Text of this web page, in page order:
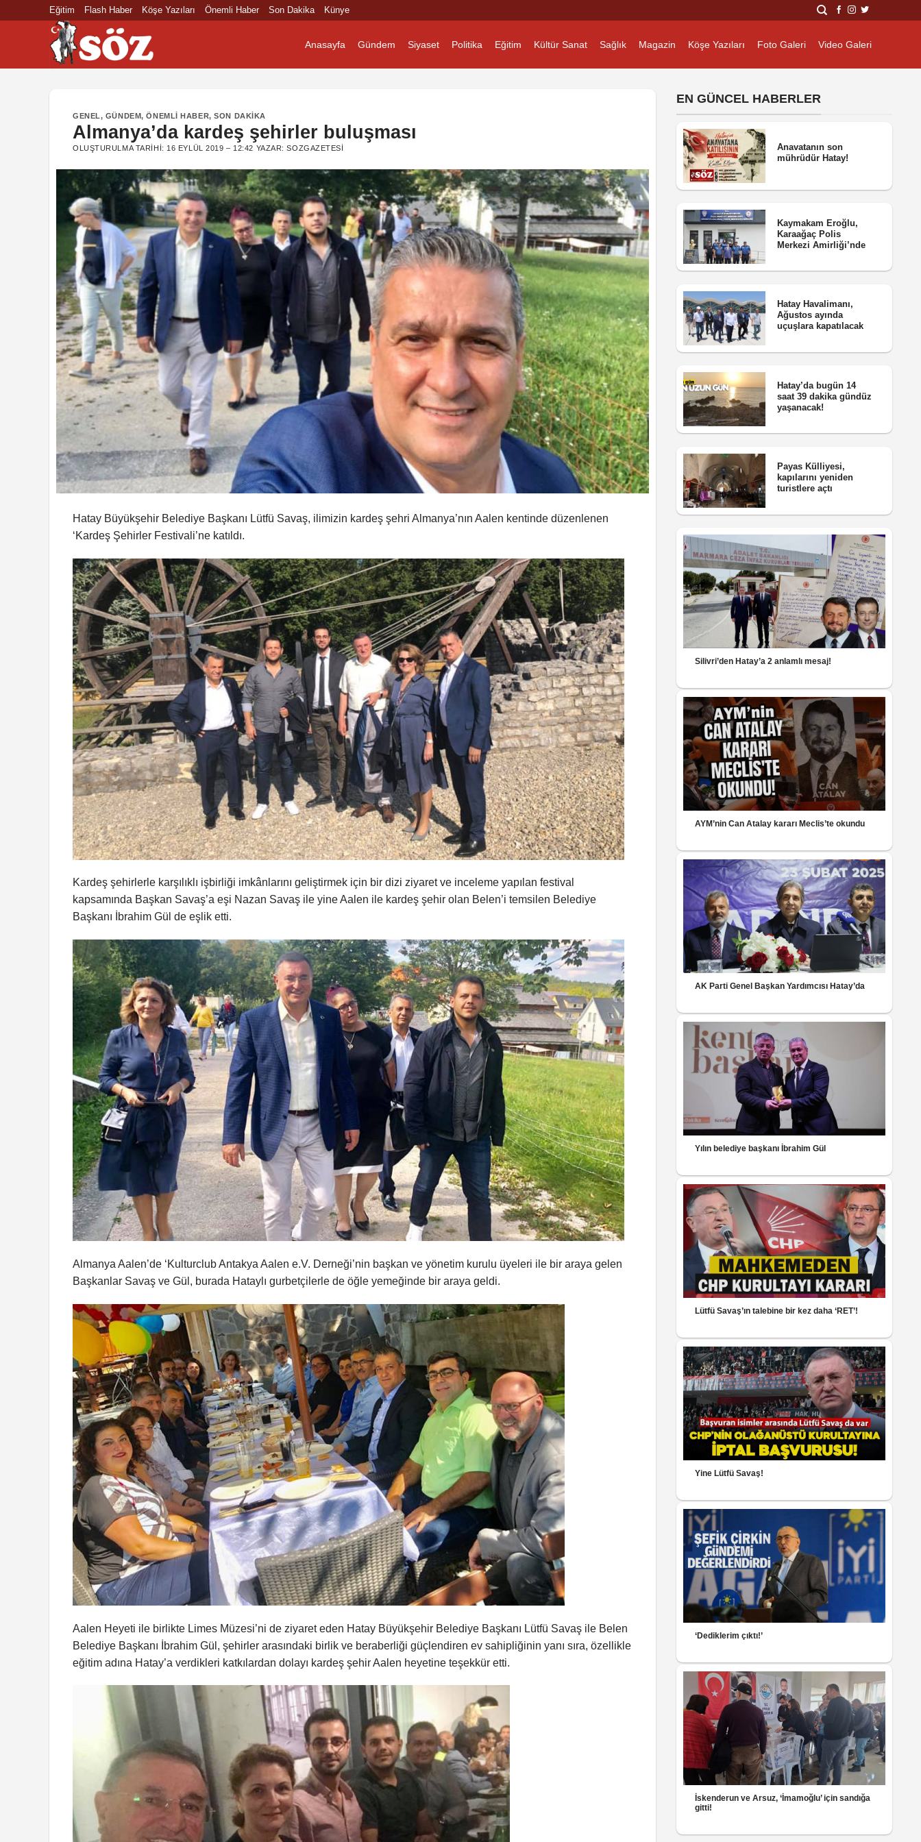
Eğitim Flash Haber Köşe Yazıları Önemli Haber Son Dakika Künye
Anasayfa Gündem Siyaset Politika Eğitim Kültür Sanat Sağlık Magazin Köşe Yazıları Foto Galeri Video Galeri
GENEL, GÜNDEM,ÖNEMLI HABER,SON DAKIKA
Almanya’da kardeş şehirler buluşması
OLUŞTURULMA TARIHI: 16 EYLÜL 2019 – 12:42 YAZAR:SOZGAZETESI
Hatay Büyükşehir Belediye Başkanı Lütfü Savaş, ilimizin kardeş şehri Almanya’nın Aalen kentinde düzenlenen
‘Kardeş Şehirler Festivali’ne katıldı.
Kardeş şehirlerle karşılıklı işbirliği imkânlarını geliştirmek için bir dizi ziyaret ve inceleme yapılan festival
kapsamında Başkan Savaş’a eşi Nazan Savaş ile yine Aalen ile kardeş şehir olan Belen’i temsilen Belediye
Başkanı İbrahim Gül de eşlik etti.
Almanya Aalen’de ‘Kulturclub Antakya Aalen e.V. Derneği’nin başkan ve yönetim kurulu üyeleri ile bir araya gelen
Başkanlar Savaş ve Gül, burada Hataylı gurbetçilerle de öğle yemeğinde bir araya geldi.
Aalen Heyeti ile birlikte Limes Müzesi’ni de ziyaret eden Hatay Büyükşehir Belediye Başkanı Lütfü Savaş ile Belen
Belediye Başkanı İbrahim Gül, şehirler arasındaki birlik ve beraberliği güçlendiren ev sahipliğinin yanı sıra, özellikle
eğitim adına Hatay’a verdikleri katkılardan dolayı kardeş şehir Aalen heyetine teşekkür etti.
EN GÜNCEL HABERLER
Anavatanın son
mührüdür Hatay!
Kaymakam Eroğlu,
Karaağaç Polis
Merkezi Amirliği’nde
Hatay Havalimanı,
Ağustos ayında
uçuşlara kapatılacak
Hatay’da bugün 14
saat 39 dakika gündüz
yaşanacak!
Payas Külliyesi,
kapılarını yeniden
turistlere açtı
Silivri’den Hatay’a 2 anlamlı mesaj!
AYM’nin Can Atalay kararı Meclis’te okundu
AK Parti Genel Başkan Yardımcısı Hatay’da
Yılın belediye başkanı İbrahim Gül
Lütfü Savaş’ın talebine bir kez daha ‘RET’!
Yine Lütfü Savaş!
‘Dediklerim çıktı!’
İskenderun ve Arsuz, ‘İmamoğlu’ için sandığa
gitti!